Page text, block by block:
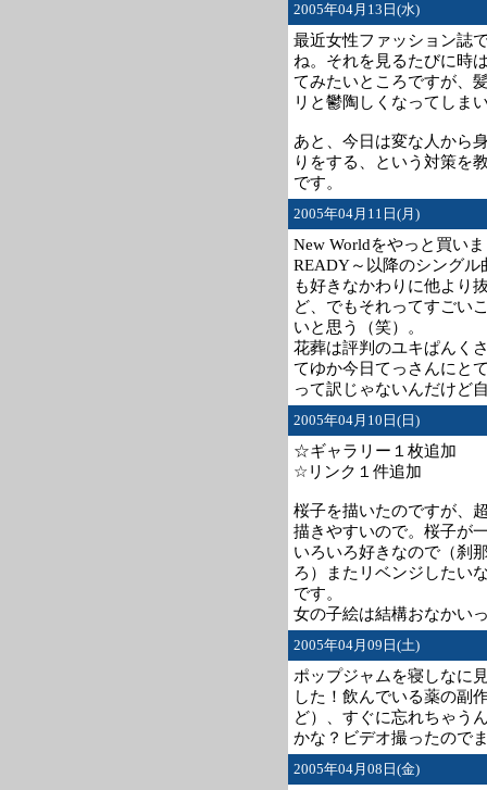
2005年04月13日(水)
最近女性ファッション誌
ね。それを見るたびに時
てみたいところですが、
リと鬱陶しくなってしま
あと、今日は変な人から
りをする、という対策を
です。
2005年04月11日(月)
New Worldをやっと買い
READY～以降のシング
も好きなかわりに他より
ど、でもそれってすごい
いと思う（笑）。
花葬は評判のユキぱんく
てゆか今日てっさんにと
って訳じゃないんだけど
2005年04月10日(日)
☆ギャラリー１枚追加
☆リンク１件追加
桜子を描いたのですが、
描きやすいので。桜子が
いろいろ好きなので（刹
ろ）またリベンジしたい
です。
女の子絵は結構おなかい
2005年04月09日(土)
ポップジャムを寝しなに
した！飲んでいる薬の副
ど）、すぐに忘れちゃう
かな？ビデオ撮ったので
2005年04月08日(金)